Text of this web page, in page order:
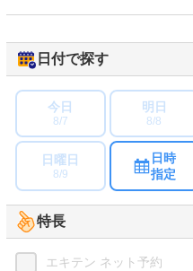
日付で探す
今日
8/7
明日
8/8
日曜日
8/9
日時
指定
特長
エキテン ネット予約